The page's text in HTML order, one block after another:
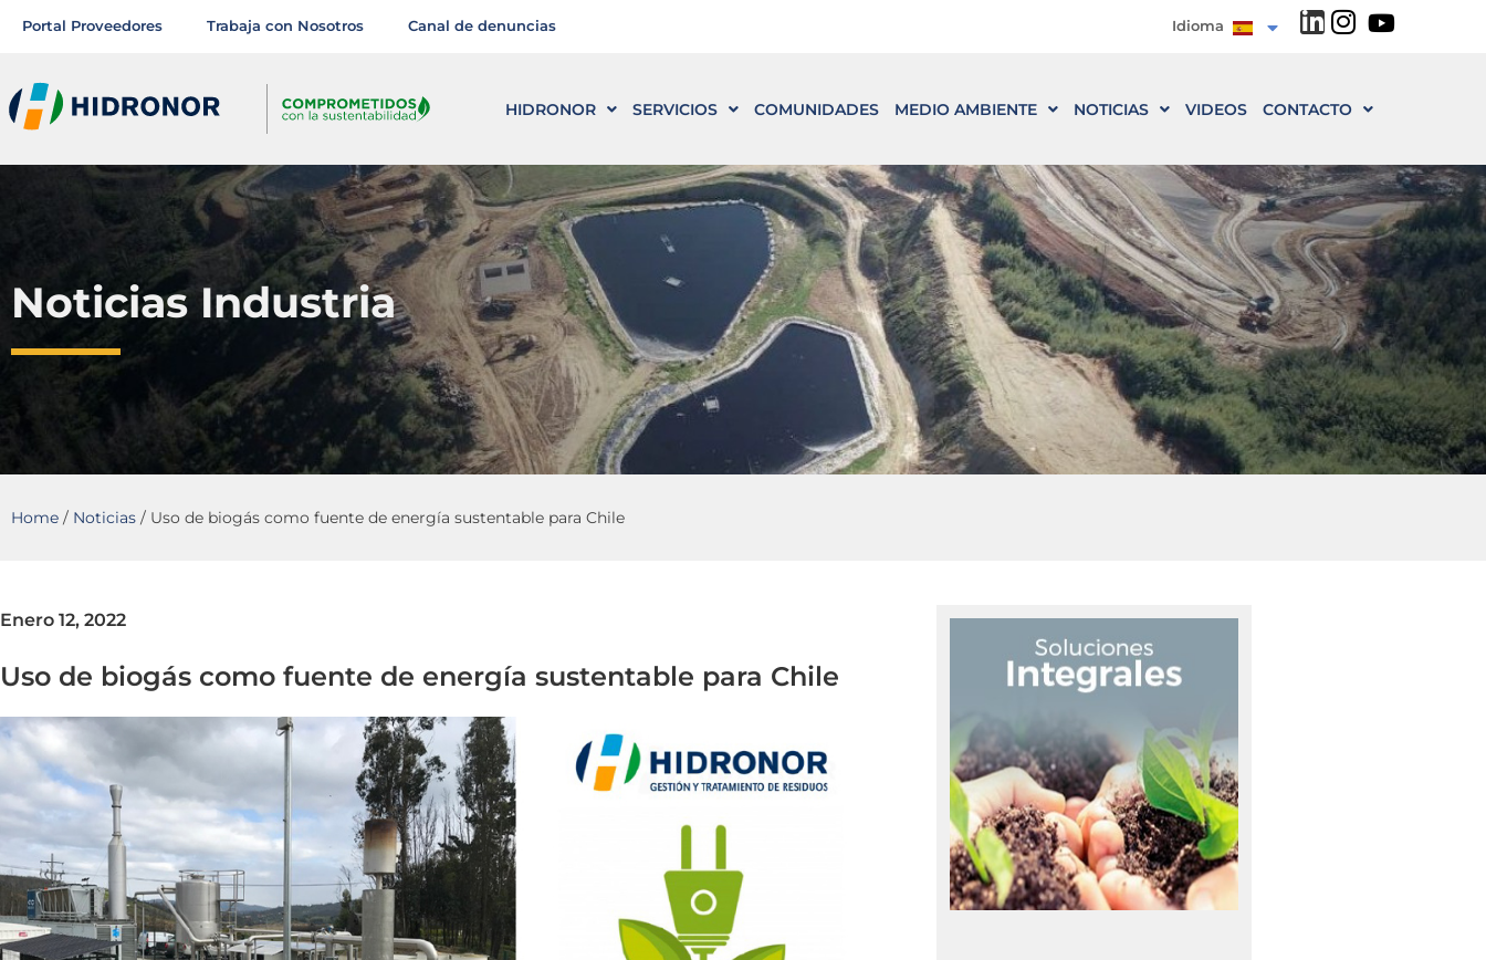
Portal Proveedores Trabaja con Nosotros Canal de denuncias Idioma
HIDRONOR SERVICIOS COMUNIDADES MEDIO AMBIENTE NOTICIAS VIDEOS CONTACTO
Noticias Industria
Home / Noticias / Uso de biogás como fuente de energía sustentable para Chile
Enero 12, 2022
Uso de biogás como fuente de energía sustentable para Chile